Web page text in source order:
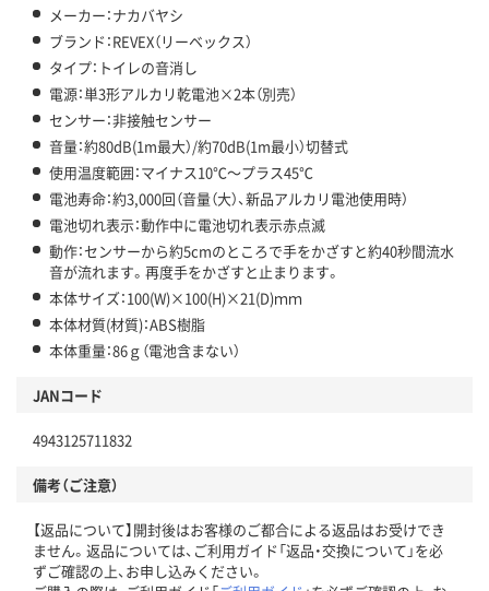
メーカー：ナカバヤシ
ブランド：REVEX（リーベックス）
タイプ：トイレの音消し
電源：単3形アルカリ乾電池×2本（別売）
センサー：非接触センサー
音量：約80dB(1m最大）/約70dB(1m最小）切替式
使用温度範囲：マイナス10℃～プラス45℃
電池寿命：約3,000回（音量（大）、新品アルカリ電池使用時）
電池切れ表示：動作中に電池切れ表示赤点滅
動作：センサーから約5cmのところで手をかざすと約40秒間流水
音が流れます。再度手をかざすと止まります。
本体サイズ：100(W)×100(H)×21(D)ｍｍ
本体材質(材質)：ABS樹脂
本体重量：86ｇ（電池含まない）
JANコード
4943125711832
備考（ご注意）
【返品について】開封後はお客様のご都合による返品はお受けでき
ません。返品については、ご利用ガイド「返品・交換について」を必
ずご確認の上、お申し込みください。